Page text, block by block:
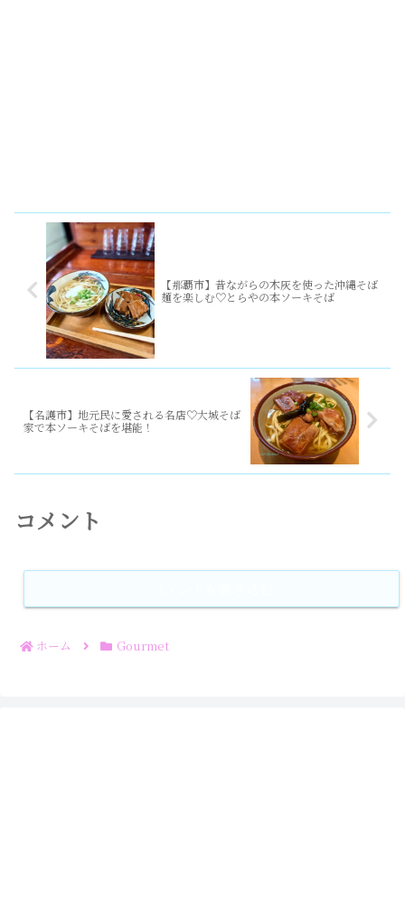
【那覇市】昔ながらの木灰を使った沖縄そば
麺を楽しむ♡とらやの本ソーキそば
【名護市】地元民に愛される名店♡大城そば
家で本ソーキそばを堪能！
コメント
ホーム Gourmet